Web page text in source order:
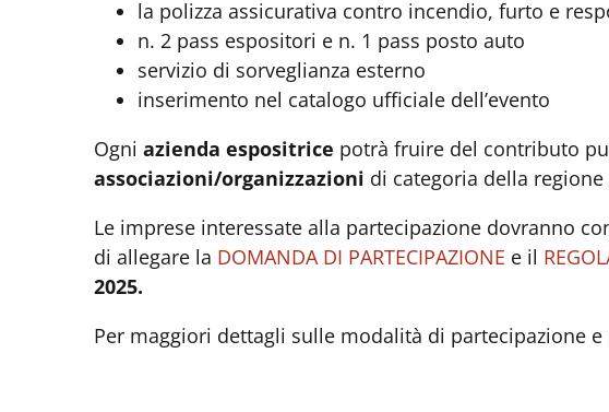
la polizza assicurativa contro incendio, furto e
n. 2 pass espositori e n. 1 pass posto auto
servizio di sorveglianza esterno
inserimento nel catalogo ufficiale dell’evento
Ogni azienda espositrice potrà fruire del contributo
associazioni/organizzazioni di categoria della
Le imprese interessate alla partecipazione dovranno
di allegare la DOMANDA DI PARTECIPAZIONE e il
2025.
Per maggiori dettagli sulle modalità di partecipazione